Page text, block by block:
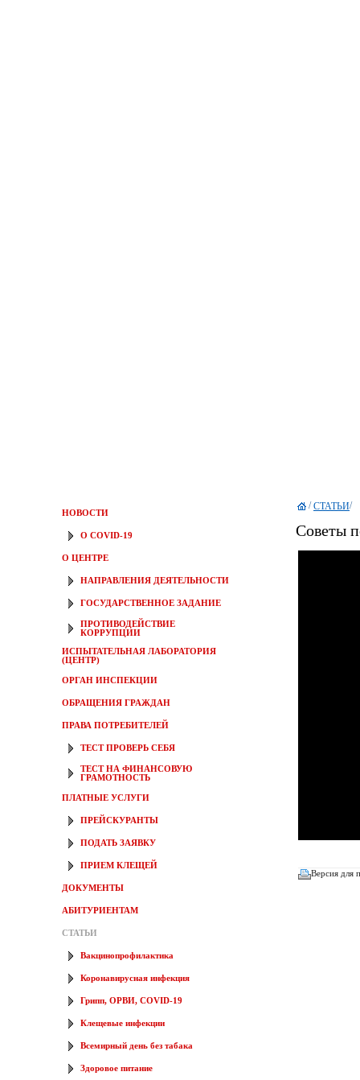
НОВОСТИ
О COVID-19
О ЦЕНТРЕ
НАПРАВЛЕНИЯ ДЕЯТЕЛЬНОСТИ
ГОСУДАРСТВЕННОЕ ЗАДАНИЕ
ПРОТИВОДЕЙСТВИЕ
КОРРУПЦИИ
ИСПЫТАТЕЛЬНАЯ ЛАБОРАТОРИЯ
(ЦЕНТР)
ОРГАН ИНСПЕКЦИИ
ОБРАЩЕНИЯ ГРАЖДАН
ПРАВА ПОТРЕБИТЕЛЕЙ
ТЕСТ ПРОВЕРЬ СЕБЯ
ТЕСТ НА ФИНАНСОВУЮ
ГРАМОТНОСТЬ
ПЛАТНЫЕ УСЛУГИ
ПРЕЙСКУРАНТЫ
ПОДАТЬ ЗАЯВКУ
ПРИЕМ КЛЕЩЕЙ
ДОКУМЕНТЫ
АБИТУРИЕНТАМ
СТАТЬИ
Вакцинопрофилактика
Коронавирусная инфекция
Грипп, ОРВИ, COVID-19
Клещевые инфекции
Всемирный день без табака
Здоровое питание
/СТАТЬИ/
Советы
Версия для